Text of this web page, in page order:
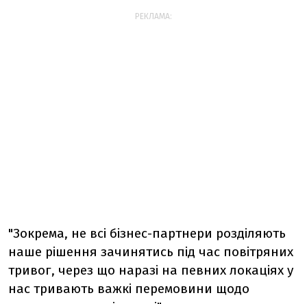
РЕКЛАМА:
"Зокрема, не всі бізнес-партнери розділяють
наше рішення зачинятись під час повітряних
тривог, через що наразі на певних локаціях у
нас тривають важкі перемовини щодо